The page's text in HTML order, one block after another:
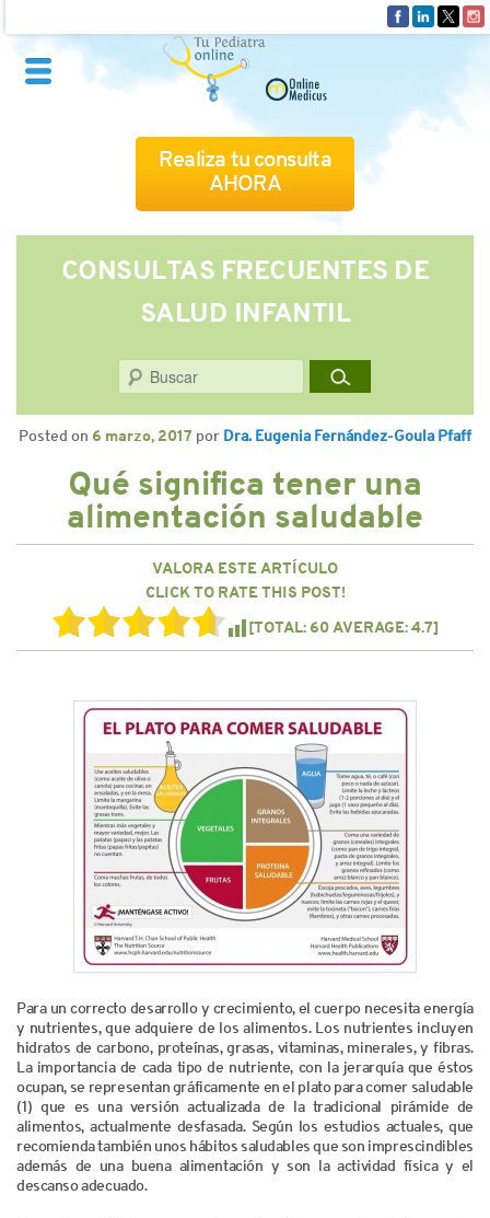
Realiza tu consulta
AHORA
QUIÉNES SOMOS
CÓMO FUNCIONA
CUADRO MÉDICO
CONSULTAS FRECUENTES
CONTACTO
CONSULTAS FRECUENTES DE
SALUD INFANTIL
Posted on 6 marzo, 2017 por Dra. Eugenia Fernández-Goula Pfaff
Qué significa tener una
alimentación saludable
VALORA ESTE ARTÍCULO
CLICK TO RATE THIS POST!
[TOTAL: 60AVERAGE:4.7]
Para un correcto desarrollo y crecimiento, el cuerpo necesita energía
y nutrientes, que adquiere de los alimentos. Los nutrientes incluyen
hidratos de carbono, proteínas, grasas, vitaminas, minerales, y fibras.
La importancia de cada tipo de nutriente, con la jerarquía que éstos
ocupan, se representan gráficamente en el plato para comer saludable
(1) que es una versión actualizada de la tradicional pirámide de
alimentos, actualmente desfasada. Según los estudios actuales, que
recomienda también unos hábitos saludables que son imprescindibles
además de una buena alimentación y son la actividad física y el
descanso adecuado.